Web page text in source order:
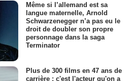
Même si l’allemand est sa
langue maternelle, Arnold
Schwarzenegger n’a pas eu le
droit de doubler son propre
personnage dans la saga
Terminator
Plus de 300 films en 47 ans de
carrière : c'est l'acteur qu'on a